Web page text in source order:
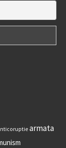
armata